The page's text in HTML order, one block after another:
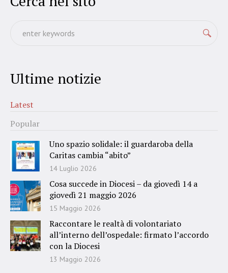
Ultime notizie
Latest
Popular
Uno spazio solidale: il guardaroba della
Caritas cambia “abito”
14 Luglio 2026
Cosa succede in Diocesi – da giovedì 14 a
giovedì 21 maggio 2026
15 Maggio 2026
Raccontare le realtà di volontariato
all’interno dell’ospedale: firmato l’accordo
con la Diocesi
13 Maggio 2026